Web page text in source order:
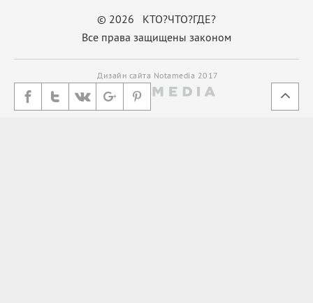
© 2026 КТО?ЧТО?ГДЕ?
Все права защищены законом
Дизайн сайта Notamedia 2017